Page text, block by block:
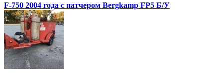
F-750 2004 года с патчером Bergkamp FP5 Б/У